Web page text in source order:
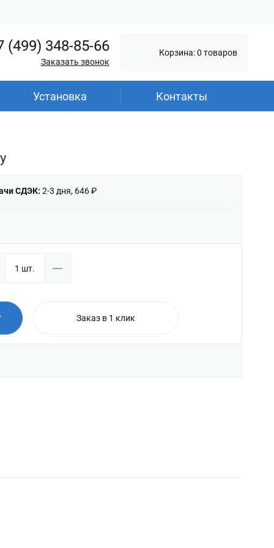
(499) 348-85-66
Заказать звонок
Корзина: 0 товаров
Установка Контакты
СДЭК: 2-3 дня, 646 ₽
Заказ в 1 клик